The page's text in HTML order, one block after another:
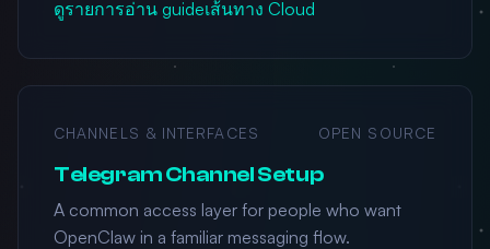
ดูรายการอ่าน guideเส้นทาง Cloud
CHANNELS & INTERFACES OPEN SOURCE
Telegram Channel Setup
A common access layer for people who want
OpenClaw in a familiar messaging flow.